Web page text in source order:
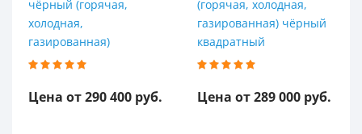
чёрный (горячая,
холодная,
газированная)
Цена от 290 400 руб.
(горячая, холодная,
газированная) чёрный
квадратный
Цена от 289 000 руб.